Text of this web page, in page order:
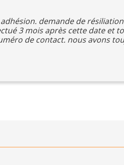
demande de
3 mois après cette date et
de contact. nous avons